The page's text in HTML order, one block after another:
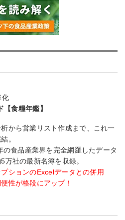
化
食糧年鑑】
から営業リスト作成まで、これ一
。
の食品産業界を完全網羅したデータ
万社の最新名簿を収録。
ションのExcelデータとの併用
性が格段にアップ！